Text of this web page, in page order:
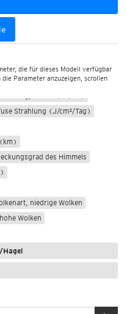
die für dieses Modell verfügbar
Parameter anzuzeigen, scrollen
1std (min)
Sonnenstunden, Sat-Analyse
1std (KJ/m²/h)
Strahlung (J/cm²/Tag)
des Himmels
niedrige Wolken
Wolken
Hagel